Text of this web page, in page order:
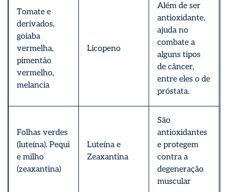
Tomate e
derivados,
goiaba
vermelha,
pimentão
vermelho,
melancia
Licopeno
Além de ser
antioxidante,
ajuda no
combate a
alguns tipos
de câncer,
entre eles o de
próstata.
Folhas verdes
(luteína). Pequi
e milho
(zeaxantina)
Luteína e
Zeaxantina
São
antioxidantes
e protegem
contra a
degeneração
muscular